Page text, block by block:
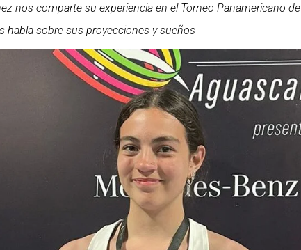
nos comparte su experiencia en el Torneo Panamericano
habla sobre sus proyecciones y sueños